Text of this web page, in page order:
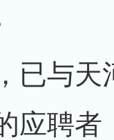
已与
应聘